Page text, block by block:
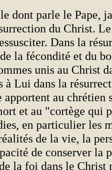
dont parle le Pape,
du Christ.
Dans la
la fécondité et du
unis au Christ
à Lui dans la
apportent au chrétien
et au "cortège qui
en particulier les
de la vie, la
de conserver la
la foi dans le Christ